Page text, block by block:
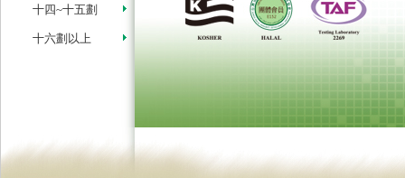
十四~十五劃
十六劃以上